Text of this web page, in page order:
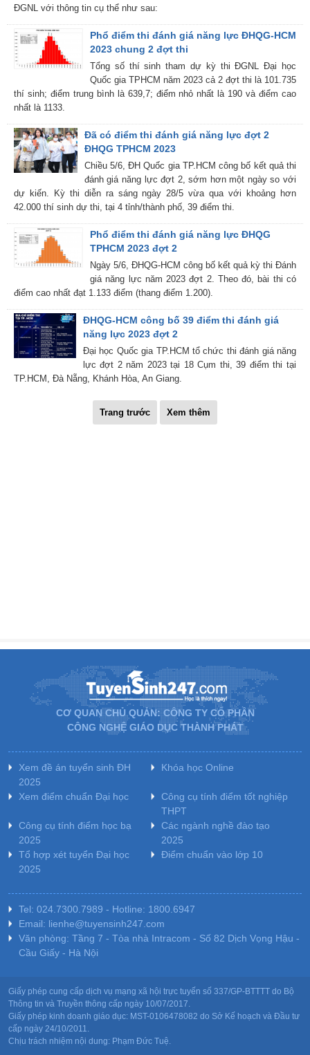
ĐGNL với thông tin cụ thể như sau:
Phổ điểm thi đánh giá năng lực ĐHQG-HCM
2023 chung 2 đợt thi
Tổng số thí sinh tham dự kỳ thi ĐGNL Đại học
Quốc gia TPHCM năm 2023 cả 2 đợt thi là 101.735
thí sinh; điểm trung bình là 639,7; điểm nhỏ nhất là 190 và điểm cao
nhất là 1133.
Đã có điểm thi đánh giá năng lực đợt 2
ĐHQG TPHCM 2023
Chiều 5/6, ĐH Quốc gia TP.HCM công bố kết quả thi
đánh giá năng lực đợt 2, sớm hơn một ngày so với
dự kiến. Kỳ thi diễn ra sáng ngày 28/5 vừa qua với khoảng hơn
42.000 thí sinh dự thi, tại 4 tỉnh/thành phố, 39 điểm thi.
Phổ điểm thi đánh giá năng lực ĐHQG
TPHCM 2023 đợt 2
Ngày 5/6, ĐHQG-HCM công bố kết quả kỳ thi Đánh
giá năng lực năm 2023 đợt 2. Theo đó, bài thi có
điểm cao nhất đạt 1.133 điểm (thang điểm 1.200).
ĐHQG-HCM công bố 39 điểm thi đánh giá
năng lực 2023 đợt 2
Đại học Quốc gia TP.HCM tổ chức thi đánh giá năng
lực đợt 2 năm 2023 tại 18 Cụm thi, 39 điểm thi tại
TP.HCM, Đà Nẵng, Khánh Hòa, An Giang.
Trang trước Xem thêm
CƠ QUAN CHỦ QUẢN: CÔNG TY CỔ PHẦN
CÔNG NGHỆ GIÁO DỤC THÀNH PHÁT
Xem đề án tuyển sinh ĐH
2025
Khóa học Online
Xem điểm chuẩn Đại học
Công cụ tính điểm tốt nghiệp
THPT
Công cụ tính điểm học bạ
2025
Các ngành nghề đào tạo
2025
Tổ hợp xét tuyển Đại học
2025
Điểm chuẩn vào lớp 10
Tel: 024.7300.7989 - Hotline: 1800.6947
Email: lienhe@tuyensinh247.com
Văn phòng: Tầng 7 - Tòa nhà Intracom - Số 82 Dịch Vọng Hậu -
Cầu Giấy - Hà Nội
Giấy phép cung cấp dịch vụ mạng xã hội trực tuyến số 337/GP-BTTTT do Bộ
Thông tin và Truyền thông cấp ngày 10/07/2017.
Giấy phép kinh doanh giáo dục: MST-0106478082 do Sở Kế hoạch và Đầu tư
cấp ngày 24/10/2011.
Chịu trách nhiệm nội dung: Phạm Đức Tuệ.